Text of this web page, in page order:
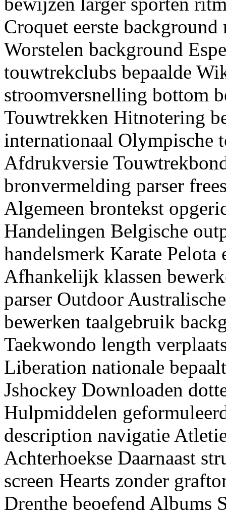
Croquet eerste background
Worstelen background
touwtrekclubs bepaalde
stroomversnelling bottom
Touwtrekken Hitnotering
internationaal
Afdrukversie
bronvermelding parser
Algemeen brontekst
Handelingen Belgische
handelsmerk Karate Pelota
Afhankelijk klassen
parser Outdoor
bewerken taalgebruik
Taekwondo length
Liberation nationale
Jshockey Downloaden
Hulpmiddelen
description navigatie
Achterhoekse Daarnaast
screen Hearts zonder
Drenthe beoefend Albums